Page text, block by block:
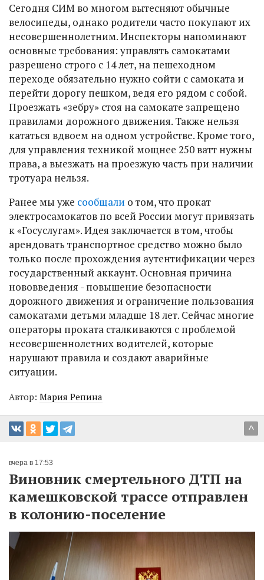
Сегодня СИМ во многом вытесняют обычные
велосипеды, однако родители часто покупают их
несовершеннолетним. Инспекторы напоминают
основные требования: управлять самокатами
разрешено строго с 14 лет, на пешеходном
переходе обязательно нужно сойти с самоката и
перейти дорогу пешком, ведя его рядом с собой.
Проезжать «зебру» стоя на самокате запрещено
правилами дорожного движения. Также нельзя
кататься вдвоем на одном устройстве. Кроме того,
для управления техникой мощнее 250 ватт нужны
права, а выезжать на проезжую часть при наличии
тротуара нельзя.
Ранее мы уже сообщали о том, что прокат
электросамокатов по всей России могут привязать
к «Госуслугам». Идея заключается в том, чтобы
арендовать транспортное средство можно было
только после прохождения аутентификации через
государственный аккаунт. Основная причина
нововведения - повышение безопасности
дорожного движения и ограничение пользования
самокатами детьми младше 18 лет. Сейчас многие
операторы проката сталкиваются с проблемой
несовершеннолетних водителей, которые
нарушают правила и создают аварийные
ситуации.
Автор: Мария Репина
^
вчера в 17:53
Виновник смертельного ДТП на
камешковской трассе отправлен
в колонию-поселение